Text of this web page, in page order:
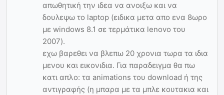
απωθητική την ιδεα να ανοιξω και να
δουλεψω το laptop (ειδικα μετα απο ενα 8ωρο
με windows 8.1 σε τερμάτικα lenovo του
2007).
εχω βαρεθει να βλεπω 20 χρονια τωρα τα ιδια
μενου και εικονιδια. Για παραδειγμα θα πω
κατι απλο: τα animations του download ή της
αντιγραφής (η μπαρα με τα μπλε κουτακια και